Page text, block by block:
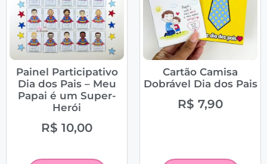
Painel Participativo
Dia dos Pais – Meu
Papai é um Super-
Herói
R$ 10,00
Cartão Camisa
Dobrável Dia dos Pais
R$ 7,90